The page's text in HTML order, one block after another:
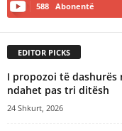
a
:
588 Abonentë
EDITOR PICKS
I propozoi të
ndahet pas tri ditësh
24 Shkurt, 2026